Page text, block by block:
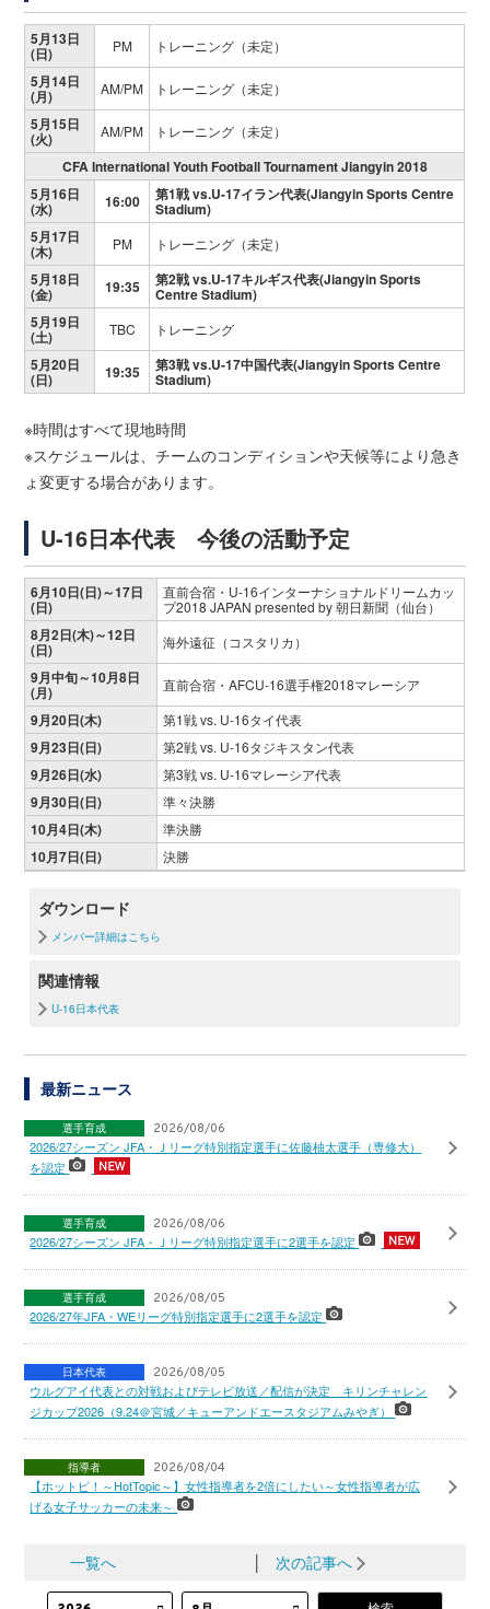
5月13日
(日) PM トレーニング（未定）
5月14日
(月) AM/PM トレーニング（未定）
5月15日
(火) AM/PM トレーニング（未定）
CFA International Youth Football Tournament Jiangyin 2018
5月16日
(水) 16:00 第1戦 vs.U-17イラン代表(Jiangyin Sports Centre
Stadium)
5月17日
(木) PM トレーニング（未定）
5月18日
(金) 19:35 第2戦 vs.U-17キルギス代表(Jiangyin Sports
Centre Stadium)
5月19日
(土) TBC トレーニング
5月20日
(日) 19:35 第3戦 vs.U-17中国代表(Jiangyin Sports Centre
Stadium)
※時間はすべて現地時間
※スケジュールは、チームのコンディションや天候等により急き
ょ変更する場合があります。
U-16日本代表 今後の活動予定
6月10日(日)～17日
(日)
直前合宿・U-16インターナショナルドリームカッ
プ2018 JAPAN presented by 朝日新聞（仙台）
8月2日(木)～12日
(日) 海外遠征（コスタリカ）
9月中旬～10月8日
(月) 直前合宿・AFCU-16選手権2018マレーシア
9月20日(木) 第1戦 vs. U-16タイ代表
9月23日(日) 第2戦 vs. U-16タジキスタン代表
9月26日(水) 第3戦 vs. U-16マレーシア代表
9月30日(日) 準々決勝
10月4日(木) 準決勝
10月7日(日) 決勝
ダウンロード
メンバー詳細はこちら
関連情報
U-16日本代表
最新ニュース
選手育成 2026/08/06
2026/27シーズン JFA・Ｊリーグ特別指定選手に佐藤柚太選手（専修大）
を認定
選手育成 2026/08/06
2026/27シーズン JFA・Ｊリーグ特別指定選手に2選手を認定
選手育成 2026/08/05
2026/27年JFA・WEリーグ特別指定選手に2選手を認定
日本代表 2026/08/05
ウルグアイ代表との対戦およびテレビ放送／配信が決定 キリンチャレン
ジカップ2026（9.24＠宮城／キューアンドエースタジアムみやぎ）
指導者 2026/08/04
【ホットピ！～HotTopic～】女性指導者を2倍にしたい～女性指導者が広
げる女子サッカーの未来～
一覧へ 次の記事へ